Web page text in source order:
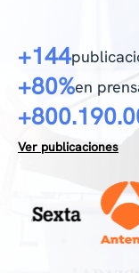
+144
+80%en
Ver publicaciones